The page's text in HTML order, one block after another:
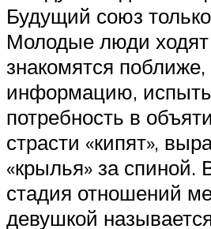
Будущий союз
Молодые люди
знакомятся
информацию,
потребность в
страсти «кипят»,
«крылья» за спиной.
стадия отношений
девушкой